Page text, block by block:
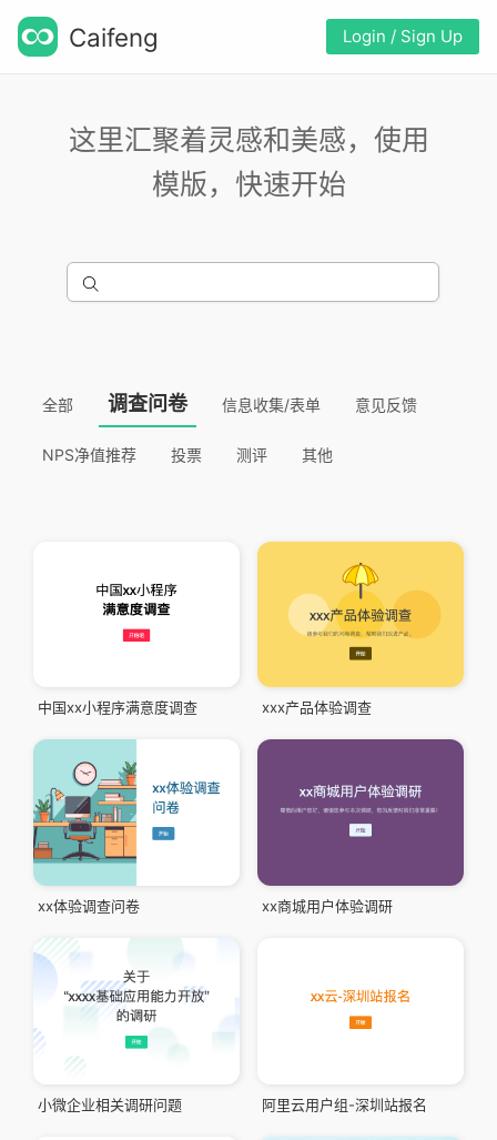
Caifeng Login / Sign Up
这里汇聚着灵感和美感，使用
模版，快速开始
全部 调查问卷 信息收集/表单 意见反馈
NPS净值推荐 投票 测评 其他
中国xx小程序满意度调查 xxx产品体验调查
xx体验调查问卷 xx商城用户体验调研
小微企业相关调研问题 阿里云用户组-深圳站报名